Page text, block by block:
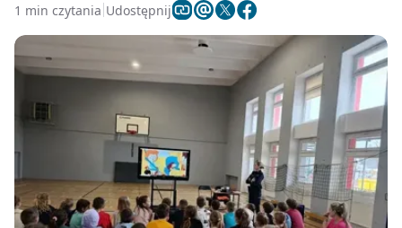
1 min czytania Udostępnij